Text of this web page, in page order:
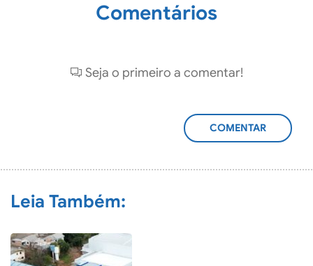
Comentários
Seja o primeiro a comentar!
ADICIONAR
Leia Também: